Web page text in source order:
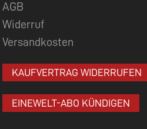
AGB
Widerruf
Versandkosten
KAUFVERTRAG WIDERRUFEN
EINEWELT-ABO KÜNDIGEN